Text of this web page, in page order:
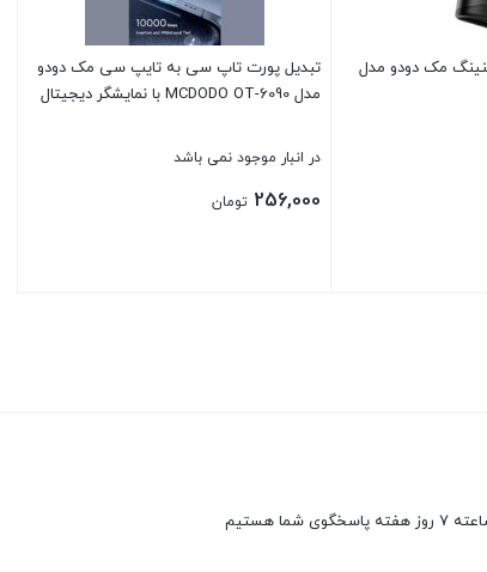
مک دودو مدل
تبدیل پورت تاپ سی به تایپ سی مک دودو
مدل MCDODO OT-6090 با نمایشگر دیجیتال
در انبار موجود نمی باشد
256,000 تومان